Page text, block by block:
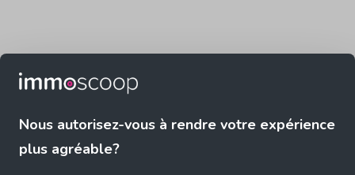
Nous autorisez-vous à rendre votre expérience
plus agréable?